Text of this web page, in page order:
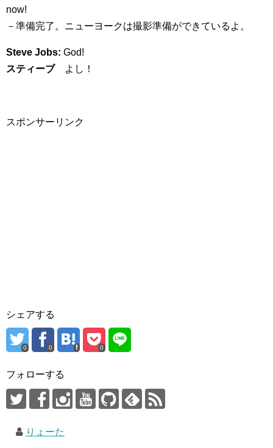
now!
－準備完了。ニューヨークは撮影準備ができているよ。
Steve Jobs: God!
スティーブよし！
スポンサーリンク
シェアする
0 0 0
フォローする
りょーた